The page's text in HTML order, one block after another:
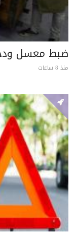
ضبط معسل
منذ 8 ساعات